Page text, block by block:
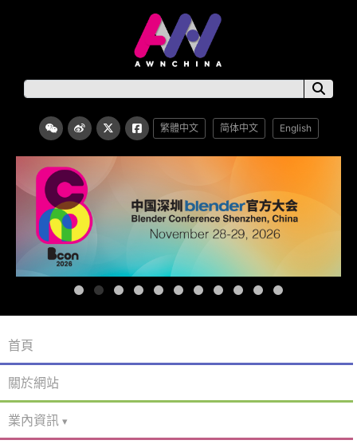
繁體中文 简体中文 English
首頁
關於網站
業內資訊